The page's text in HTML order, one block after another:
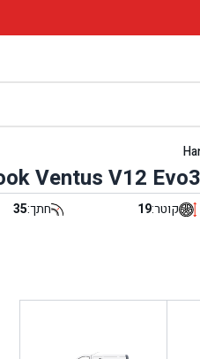
Ventus V12
קוטר:19 חתך:35